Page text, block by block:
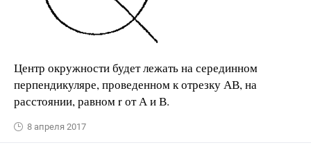
Центр окружности будет лежать на серединном
перпендикуляре, проведенном к отрезку АВ, на
расстоянии, равном r от А и В.
8 апреля 2017